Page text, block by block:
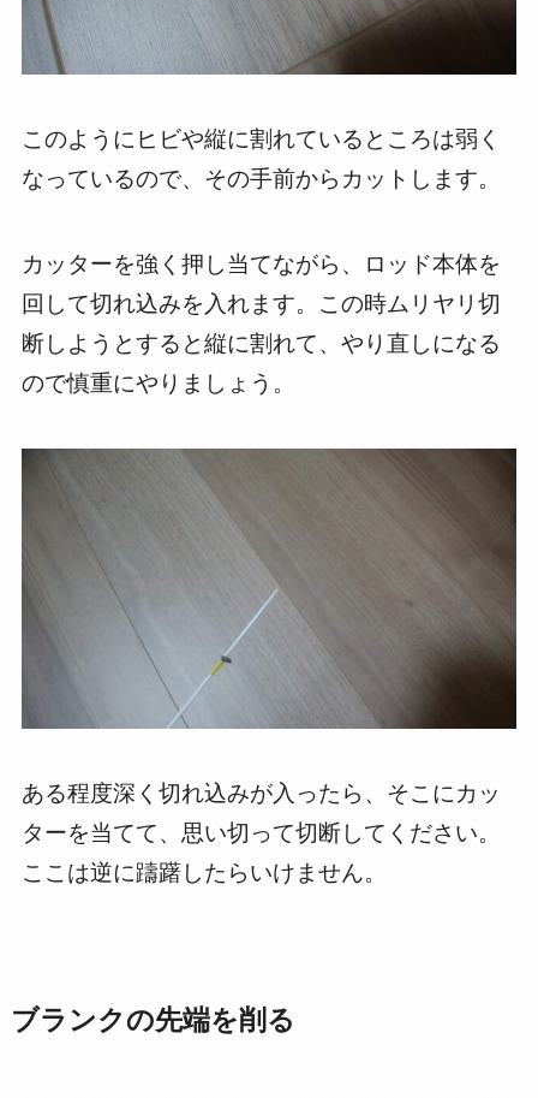
このようにヒビや縦に割れているところは弱く
なっているので、その手前からカットします。
カッターを強く押し当てながら、ロッド本体を
回して切れ込みを入れます。この時ムリヤリ切
断しようとすると縦に割れて、やり直しになる
ので慎重にやりましょう。
ある程度深く切れ込みが入ったら、そこにカッ
ターを当てて、思い切って切断してください。
ここは逆に躊躇したらいけません。
ブランクの先端を削る